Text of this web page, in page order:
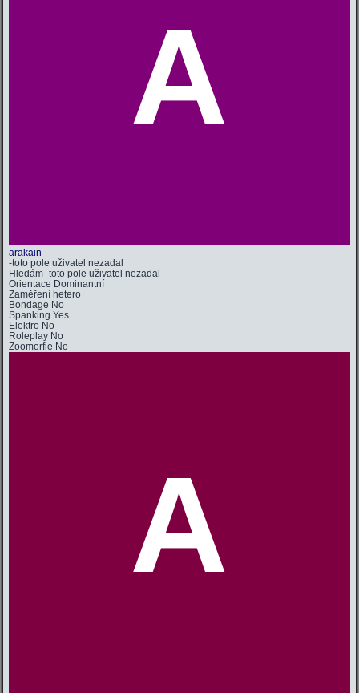
A
arakain
-toto pole uživatel nezadal
Hledám -toto pole uživatel nezadal
Orientace Dominantní
Zaměření hetero
Bondage No
Spanking Yes
Elektro No
Roleplay No
Zoomorfie No
A